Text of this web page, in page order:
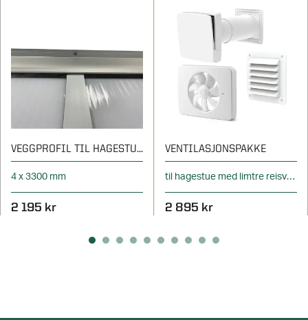
VEGGPROFIL TIL HAGESTUETAK
4 x 3300 mm
2 195 kr
VENTILASJONSPAKKE
til hagestue med limtre reisverk
2 895 kr